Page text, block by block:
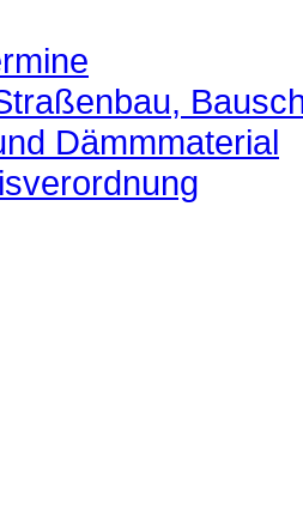
Dämmmaterial